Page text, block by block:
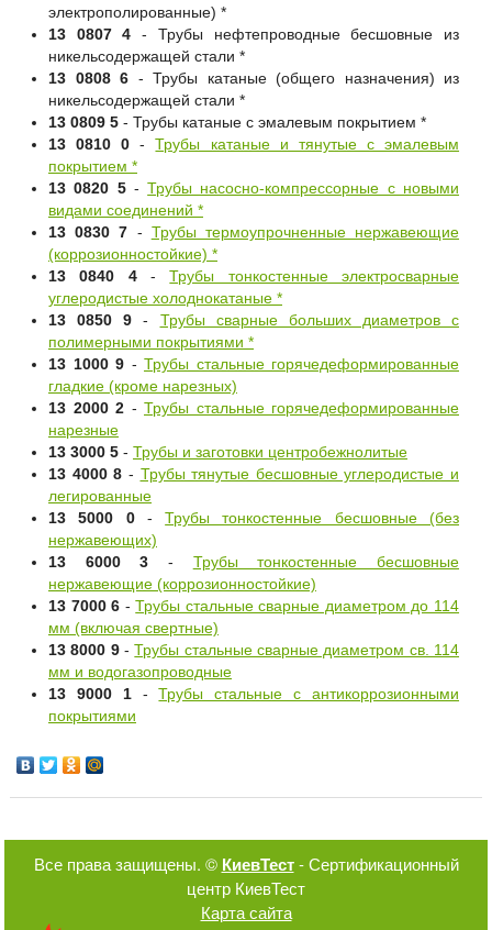
электрополированные) *
13 0807 4 - Трубы нефтепроводные бесшовные из
никельсодержащей стали *
13 0808 6 - Трубы катаные (общего назначения) из
никельсодержащей стали *
13 0809 5 - Трубы катаные с эмалевым покрытием *
13 0810 0 -Трубы катаные и тянутые с эмалевым
покрытием *
13 0820 5-Трубы насосно-компрессорные с новыми
видами соединений *
13 0830 7 - Трубы термоупрочненные нержавеющие
(коррозионностойкие) *
13 0840 4-Трубы тонкостенные электросварные
углеродистые холоднокатаные *
13 0850 9 - Трубы сварные больших диаметров с
полимерными покрытиями *
13 1000 9 - Трубы стальные горячедеформированные
гладкие (кроме нарезных)
13 2000 2 - Трубы стальные горячедеформированные
нарезные
13 3000 5 - Трубы и заготовки центробежнолитые
13 4000 8 - Трубы тянутые бесшовные углеродистые и
легированные
13 5000 0-Трубы тонкостенные бесшовные (без
нержавеющих)
13 6000 3 - Трубы тонкостенные бесшовные
нержавеющие (коррозионностойкие)
13 7000 6 -Трубы стальные сварные диаметром до 114
мм (включая свертные)
13 8000 9-Трубы стальные сварные диаметром св. 114
мм и водогазопроводные
13 9000 1-Трубы стальные с антикоррозионными
покрытиями
Все права защищены. © КиевТест- Сертификационный
центр КиевТест
Карта сайта